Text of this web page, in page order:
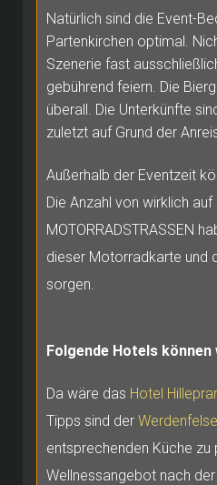
Natürlich sind die Event-
Partenkirchen optimal.
Szenerie fast
gebührend feiern. Die
überall. Die Unterkünfte
zuletzt auf Grund der
Außerhalb der Eventzeit
Die Anzahl von wirklich
MOTORRADSTRASSEN
dieser Motorradkarte und
sorgen.
Folgende Hotels
Da wäre das Hotel
Tipps sind der
entsprechenden Küche zu
Wellnessangebot nach